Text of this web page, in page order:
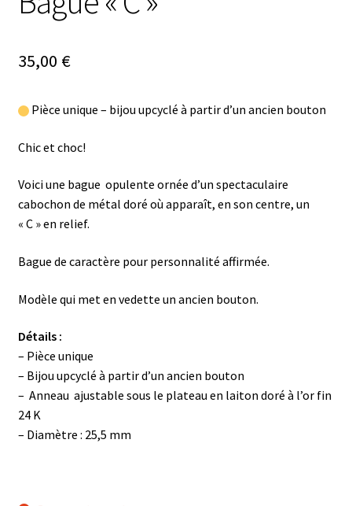
35,00 €
Pièce unique – bijou upcyclé à partir d’un ancien bouton
Chic et choc!
Voici une bague opulente ornée d’un spectaculaire
cabochon de métal doré où apparaît, en son centre, un
« C » en relief.
Bague de caractère pour personnalité affirmée.
Modèle qui met en vedette un ancien bouton.
Détails :
– Pièce unique
– Bijou upcyclé à partir d’un ancien bouton
– Anneau ajustable sous le plateau en laiton doré à l’or fin
24 K
– Diamètre : 25,5 mm